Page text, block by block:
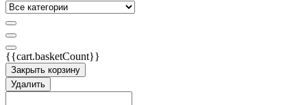
{{cart.basketCount}}
Закрыть корзину
Удалить